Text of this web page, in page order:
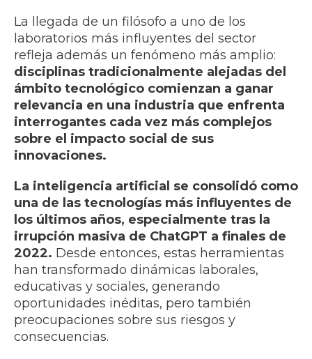
La llegada de un filósofo a uno de los
laboratorios más influyentes del sector
refleja además un fenómeno más amplio:
disciplinas tradicionalmente alejadas del
ámbito tecnológico comienzan a ganar
relevancia en una industria que enfrenta
interrogantes cada vez más complejos
sobre el impacto social de sus
innovaciones.
La inteligencia artificial se consolidó como
una de las tecnologías más influyentes de
los últimos años, especialmente tras la
irrupción masiva de ChatGPT a finales de
2022. Desde entonces, estas herramientas
han transformado dinámicas laborales,
educativas y sociales, generando
oportunidades inéditas, pero también
preocupaciones sobre sus riesgos y
consecuencias.